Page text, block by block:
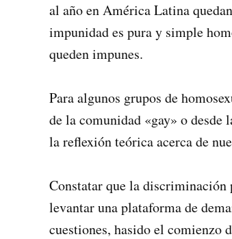
al año en América Latina
impunidad es pura y simple
queden impunes.
Para algunos grupos de
de la comunidad «gay» o
la reflexión teórica acerca de
Constatar que la discriminación
levantar una plataforma de
cuestiones, hasido el comienzo